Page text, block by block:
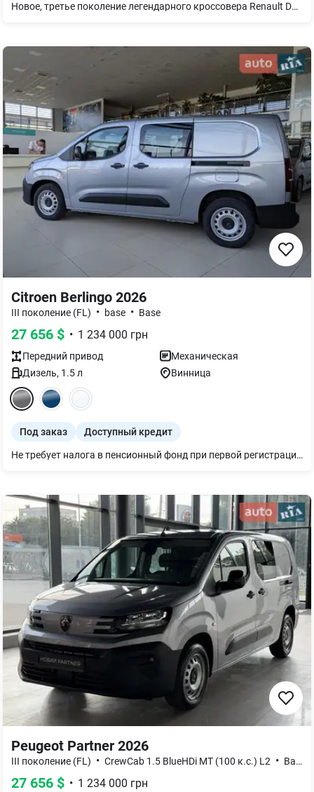
Новое, третье поколение легендарного кроссовера Renault Duster 2026 года в комплектации Evolution с силовой установкой 1.2 TCe Mild Hybrid 4x4 (130 л.с.) — это абсолютный триумф современных технологий и железобетонной практичности, созданный для тех, кто ищет бескомпромиссный и экономный внедорожник нового цифрового поколения. Главное преимущество этой уникальной модификации заключается в передовой архитектуре «мягкого гибрида» с 48-вольтовой системой, которая дополняет бензиновый турбомотор, обеспечивая отличную тягу, минимизацию турбоямы и снижение расхода топлива на 10%. Благодаря четкой 6-ступенчатой механической коробке передач, новейшей системе полного привода 4x4 Terrain Control с 5 режимами движения и значительному клиренсу в 217 мм, автомобиль способен уверенно штурмовать самое суровое бездорожье, оставаясь легким и маневренным в городе. При этом исполнение Evolution полностью избавилось от прежней аскетичности, предлагая просторный салон с улучшенной шумоизоляцией, большой 10,1-дюймовый сенсорный HD-дисплей мультимедиа openR с беспроводными Apple CarPlay и Android Auto, цифровую панель приборов, камеру заднего вида, а также расширенный пакет систем безопасности с ассистентом спуска с горы. Инвестируя в этот харизматичный и высокотехнологичный SUV с официальной гарантией, вы покупаете на редкость ликвидный автомобиль, который кардинально экономит ваш бюджет на АЗС и гарантирует самую высокую остаточную стоимость на вторичном рынке Украины.
Citroen Berlingo 2026
III поколение (FL) • base • Base
27 656 $ • 1 234 000 грн
Передний привод
Механическая
Дизель, 1.5л Винница
Под заказ Доступный кредит
Не требует налога в пенсионный фонд при первой регистрации.
Peugeot Partner 2026
III поколение (FL) • CrewCab 1.5 BlueHDi МТ (100 к.с.) L2 • Base
27 656 $ • 1 234 000 грн